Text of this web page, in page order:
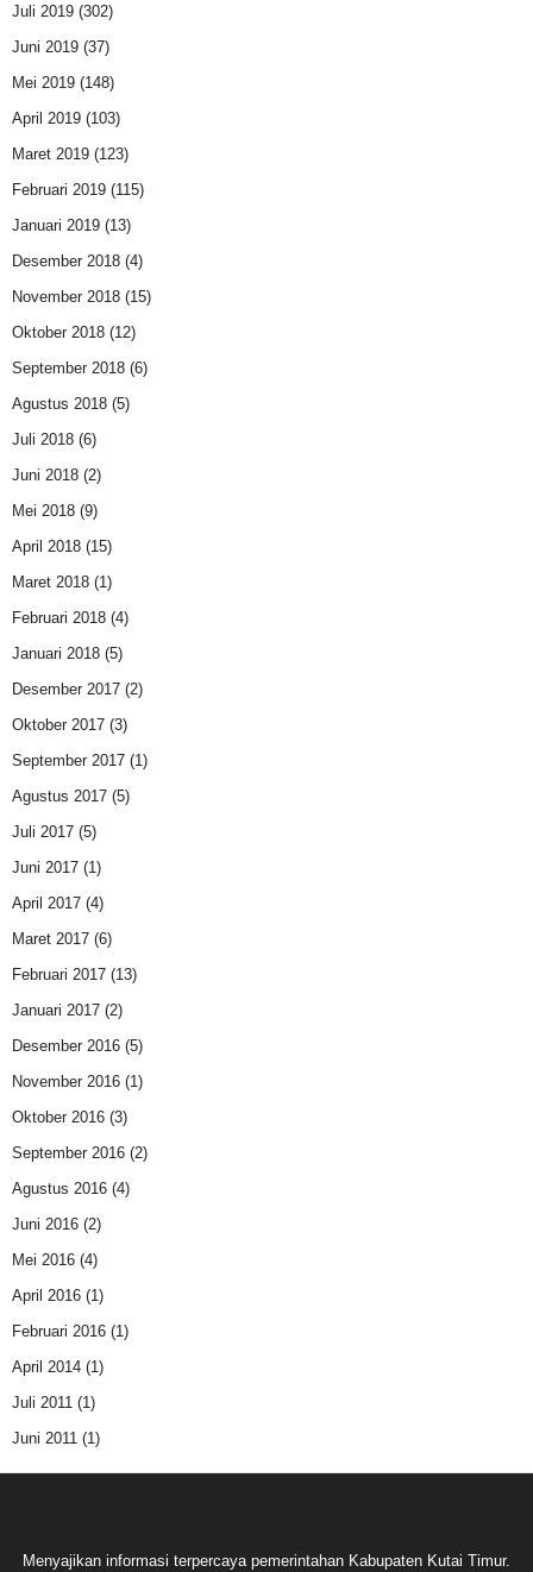
Juli 2019 (302)
Juni 2019 (37)
Mei 2019 (148)
April 2019 (103)
Maret 2019 (123)
Februari 2019 (115)
Januari 2019 (13)
Desember 2018 (4)
November 2018 (15)
Oktober 2018 (12)
September 2018 (6)
Agustus 2018 (5)
Juli 2018 (6)
Juni 2018 (2)
Mei 2018 (9)
April 2018 (15)
Maret 2018 (1)
Februari 2018 (4)
Januari 2018 (5)
Desember 2017 (2)
Oktober 2017 (3)
September 2017 (1)
Agustus 2017 (5)
Juli 2017 (5)
Juni 2017 (1)
April 2017 (4)
Maret 2017 (6)
Februari 2017 (13)
Januari 2017 (2)
Desember 2016 (5)
November 2016 (1)
Oktober 2016 (3)
September 2016 (2)
Agustus 2016 (4)
Juni 2016 (2)
Mei 2016 (4)
April 2016 (1)
Februari 2016 (1)
April 2014 (1)
Juli 2011 (1)
Juni 2011 (1)
Menyajikan informasi terpercaya pemerintahan Kabupaten Kutai Timur.